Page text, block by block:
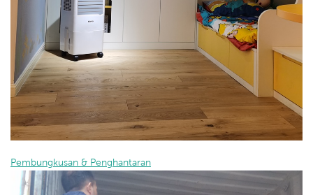
Pembungkusan & Penghantaran